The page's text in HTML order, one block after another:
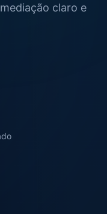
claro e